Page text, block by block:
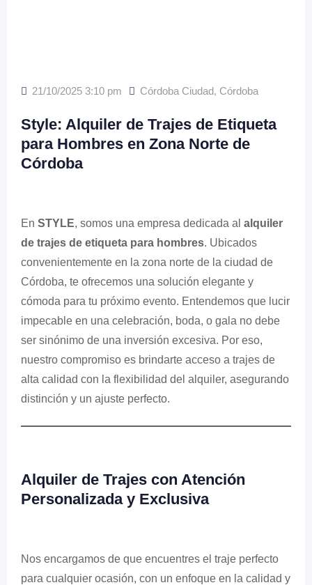
21/10/2025 3:10 pm Córdoba Ciudad, Córdoba
Style: Alquiler de Trajes de Etiqueta
para Hombres en Zona Norte de
Córdoba
En STYLE, somos una empresa dedicada al alquiler
de trajes de etiqueta para hombres. Ubicados
convenientemente en la zona norte de la ciudad de
Córdoba, te ofrecemos una solución elegante y
cómoda para tu próximo evento. Entendemos que lucir
impecable en una celebración, boda, o gala no debe
ser sinónimo de una inversión excesiva. Por eso,
nuestro compromiso es brindarte acceso a trajes de
alta calidad con la flexibilidad del alquiler, asegurando
distinción y un ajuste perfecto.
Alquiler de Trajes con Atención
Personalizada y Exclusiva
Nos encargamos de que encuentres el traje perfecto
para cualquier ocasión, con un enfoque en la calidad y